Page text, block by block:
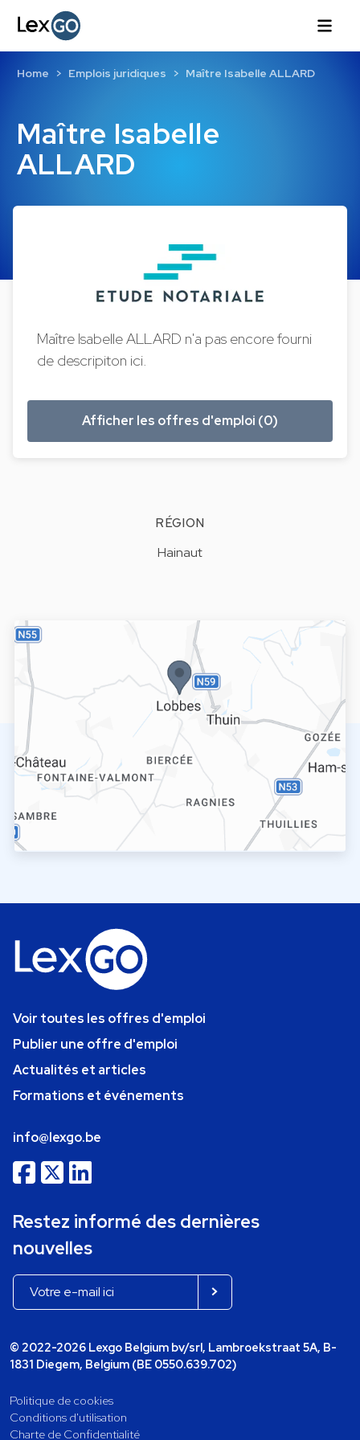
Maître Isabelle
ALLARD
Home Emplois juridiques Maître Isabelle ALLARD
Maître Isabelle ALLARD n'a pas encore fourni
de descripiton ici.
Afficher les offres d'emploi (0)
RÉGION
Hainaut
Voir toutes les offres d'emploi
Publier une offre d'emploi
Actualités et articles
Formations et événements
info@lexgo.be
Restez informé des dernières
nouvelles
© 2022-2026 Lexgo Belgium bv/srl, Lambroekstraat 5A, B-
1831 Diegem, Belgium (BE 0550.639.702)
Politique de cookies
Conditions d'utilisation
Charte de Confidentialité